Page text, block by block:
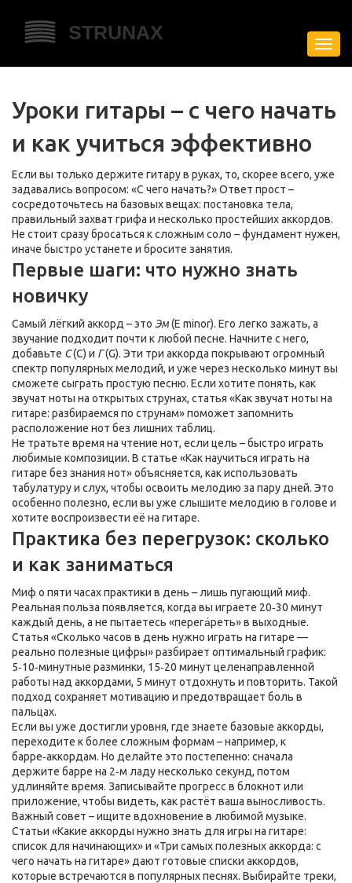
Уроки гитары – с чего начать
и как учиться эффективно
Если вы только держите гитару в руках, то, скорее всего, уже
задавались вопросом: «С чего начать?» Ответ прост –
сосредоточьтесь на базовых вещах: постановка тела,
правильный захват грифа и несколько простейших аккордов.
Не стоит сразу бросаться к сложным соло – фундамент нужен,
иначе быстро устанете и бросите занятия.
Первые шаги: что нужно знать
новичку
Самый лёгкий аккорд – это Эм(E minor). Его легко зажать, а
звучание подходит почти к любой песне. Начните с него,
добавьте С(C) и Г(G). Эти три аккорда покрывают огромный
спектр популярных мелодий, и уже через несколько минут вы
сможете сыграть простую песню. Если хотите понять, как
звучат ноты на открытых струнах, статья «Как звучат ноты на
гитаре: разбираемся по струнам» поможет запомнить
расположение нот без лишних таблиц.
Не тратьте время на чтение нот, если цель – быстро играть
любимые композиции. В статье «Как научиться играть на
гитаре без знания нот» объясняется, как использовать
табулатуру и слух, чтобы освоить мелодию за пару дней. Это
особенно полезно, если вы уже слышите мелодию в голове и
хотите воспроизвести её на гитаре.
Практика без перегрузок: сколько
и как заниматься
Миф о пяти часах практики в день – лишь пугающий миф.
Реальная польза появляется, когда вы играете 20‑30 минут
каждый день, а не пытаетесь «перега́реть» в выходные.
Статья «Сколько часов в день нужно играть на гитаре —
реально полезные цифры» разбирает оптимальный график:
5‑10‑минутные разминки, 15‑20 минут целенаправленной
работы над аккордами, 5 минут отдохнуть и повторить. Такой
подход сохраняет мотивацию и предотвращает боль в
пальцах.
Если вы уже достигли уровня, где знаете базовые аккорды,
переходите к более сложным формам – например, к
барре‑аккордам. Но делайте это постепенно: сначала
держите барре на 2‑м ладу несколько секунд, потом
удлиняйте время. Записывайте прогресс в блокнот или
приложение, чтобы видеть, как растёт ваша выносливость.
Важный совет – ищите вдохновение в любимой музыке.
Статьи «Какие аккорды нужно знать для игры на гитаре:
список для начинающих» и «Три самых полезных аккорда: с
чего начать на гитаре» дают готовые списки аккордов,
которые встречаются в популярных песнях. Выбирайте треки,